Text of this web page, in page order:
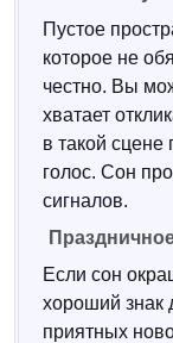
Пустое
которое не
честно. Вы
хватает
в такой
голос. Сон
сигналов.
Если сон
хороший знак
приятных